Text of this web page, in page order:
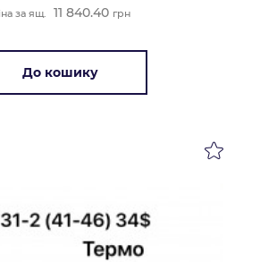
за ящ. 11 840.40 грн
До кошику